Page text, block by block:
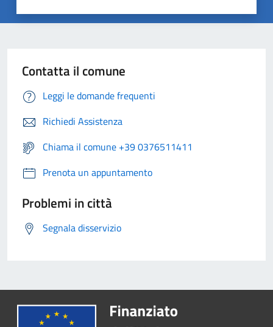
Contatta il comune
Leggi le domande frequenti
Richiedi Assistenza
Chiama il comune +39 0376511411
Prenota un appuntamento
Problemi in città
Segnala disservizio